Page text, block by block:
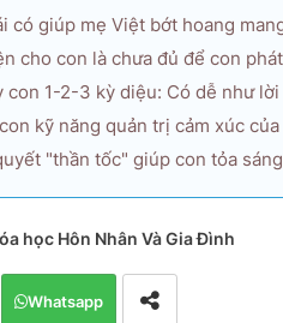
có giúp mẹ Việt bớt hoang
cho con là chưa đủ để con
con 1-2-3 kỳ diệu: Có dễ như lời
kỹ năng quản trị cảm xúc
"thần tốc" giúp con tỏa
học Hôn Nhân Và Gia Đình
Whatsapp